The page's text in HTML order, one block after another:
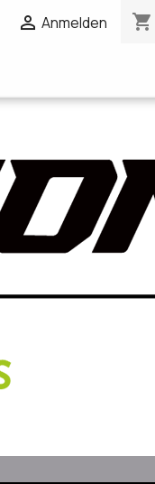
 Anmelden shopping_cart